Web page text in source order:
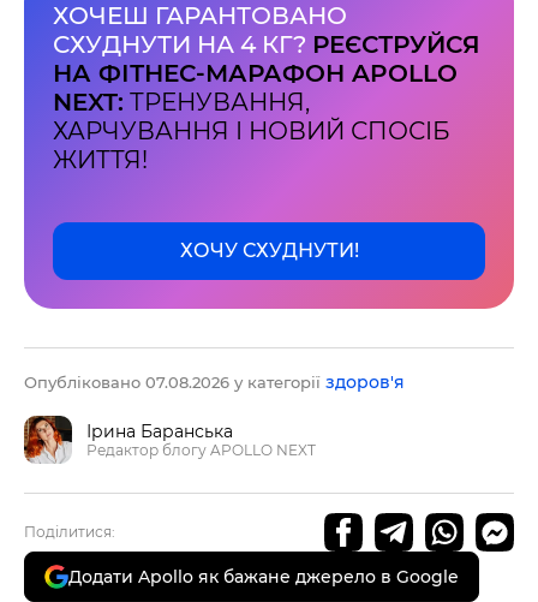
ХОЧЕШ ГАРАНТОВАНО
СХУДНУТИ НА 4 КГ? РЕЄСТРУЙСЯ
НА ФІТНЕС-МАРАФОН APOLLO
NEXT: ТРЕНУВАННЯ,
ХАРЧУВАННЯ І НОВИЙ СПОСІБ
ЖИТТЯ!
ХОЧУ СХУДНУТИ!
Опубліковано 07.08.2026 у категорії здоров'я
Ірина Баранська
Редактор блогу APOLLO NEXT
Поділитися:
Додати Apollo як бажане джерело в Google